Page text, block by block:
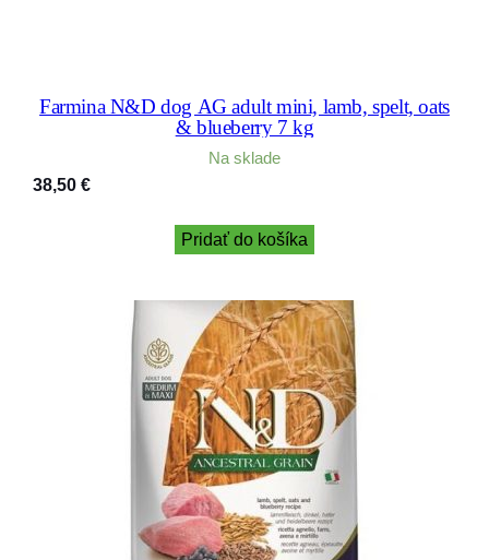
Farmina N&D dog AG adult mini, lamb, spelt, oats
& blueberry 7 kg
Na sklade
38,50 €
Pridať do košíka